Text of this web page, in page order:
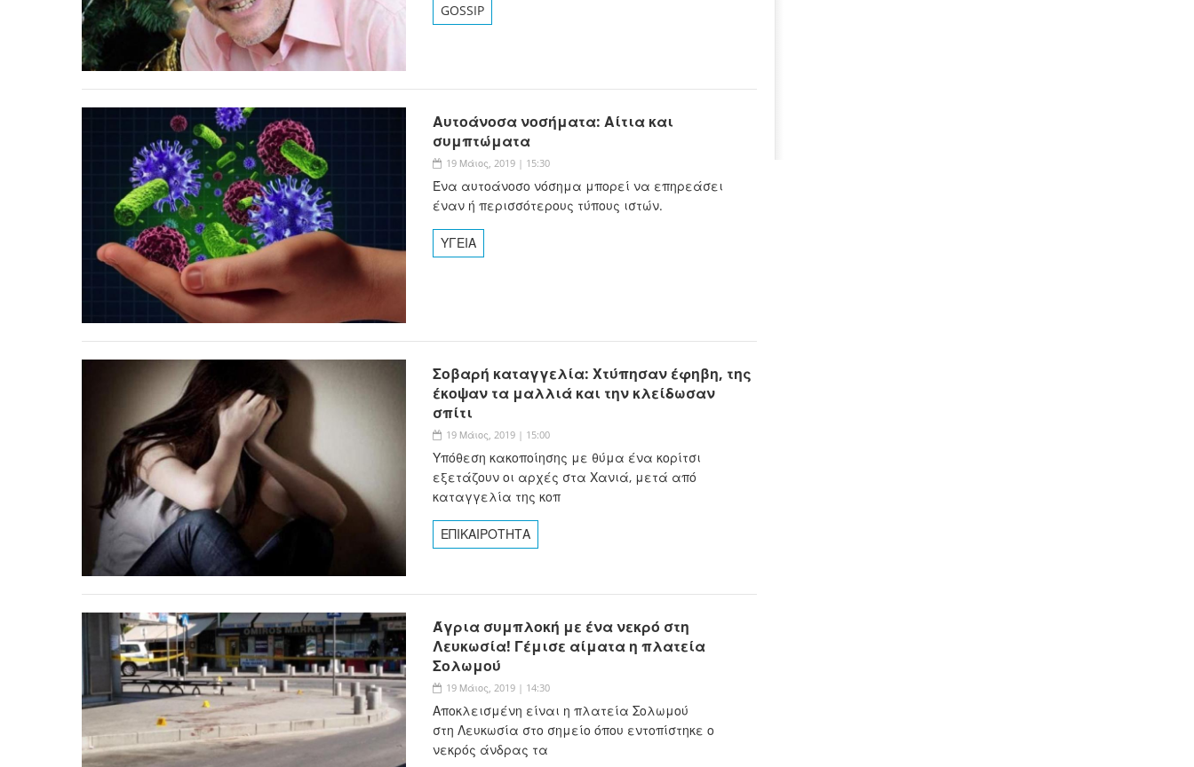
GOSSIP
Αυτοάνοσα νοσήματα: Αίτια και
συμπτώματα
19 Μάιος, 2019 | 15:30
Ένα αυτοάνοσο νόσημα μπορεί να επηρεάσει
έναν ή περισσότερους τύπους ιστών.
ΥΓΕΙΑ
Σοβαρή καταγγελία: Χτύπησαν έφηβη, της
έκοψαν τα μαλλιά και την κλείδωσαν
σπίτι
19 Μάιος, 2019 | 15:00
Υπόθεση κακοποίησης με θύμα ένα κορίτσι
εξετάζουν οι αρχές στα Χανιά, μετά από
καταγγελία της κοπ
ΕΠΙΚΑΙΡΟΤΗΤΑ
Άγρια συμπλοκή με ένα νεκρό στη
Λευκωσία! Γέμισε αίματα η πλατεία
Σολωμού
19 Μάιος, 2019 | 14:30
Αποκλεισμένη είναι η πλατεία Σολωμού
στη Λευκωσία στο σημείο όπου εντοπίστηκε ο
νεκρός άνδρας τα